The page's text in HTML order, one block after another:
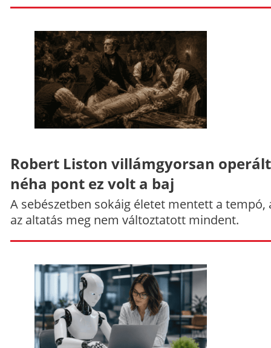
Robert Liston villámgyorsan
néha pont ez volt a baj
A sebészetben sokáig életet mentett a tempó,
az altatás meg nem változtatott mindent.